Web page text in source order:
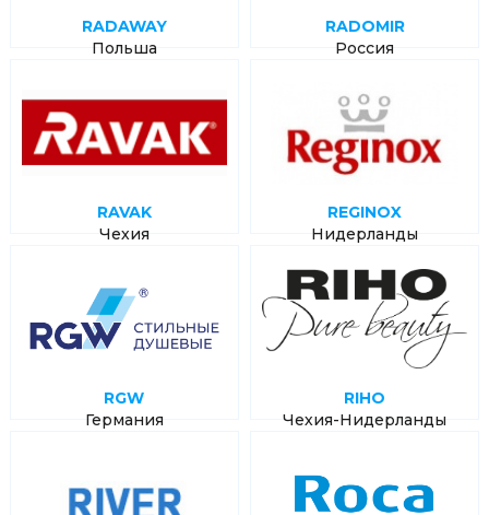
RADAWAY
Польша
RADOMIR
Россия
RAVAK
Чехия
REGINOX
Нидерланды
RGW
Германия
RIHO
Чехия-Нидерланды